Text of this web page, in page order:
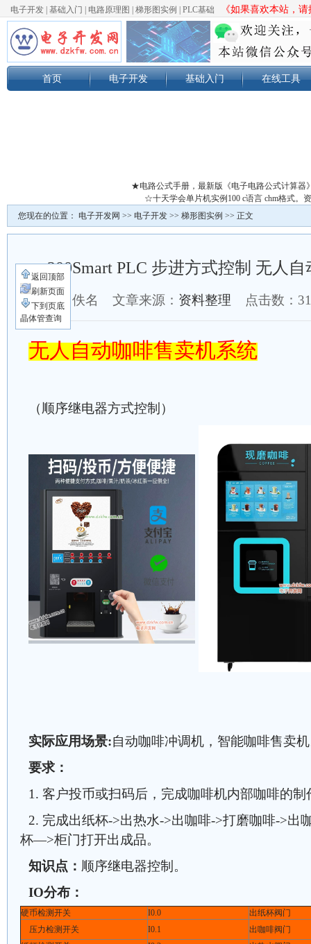
电子开发 基础入门 电路原理图 梯形图实例 PLC基础 《如果喜欢本站，
首页 电子开发 基础入门 在线工具
★电路公式手册，最新版《电子电路公式计算器
☆十天学会单片机实例100 c语言 chm格式。
您现在的位置： 电子开发网 >> 电子开发 >> 梯形图实例 >> 正文
200Smart PLC 步进方式控制 无人
作者：佚名 文章来源： 资料整理 点击数：
无人自动咖啡售卖机系统
（顺序继电器方式控制）
实际应用场景:自动咖啡冲调机，智能咖啡售卖
要求：
1. 客户投币或扫码后，完成咖啡机内部咖啡的制
2. 完成出纸杯->出热水->出咖啡->打磨咖啡->
杯—>柜门打开出成品。
知识点： 顺序继电器控制。
IO分布：
硬币检测开关 I0.0
出纸杯阀门
压力检测开关
I0.1
出咖啡阀门
返回顶部
刷新页面
下到页底
晶体管查询